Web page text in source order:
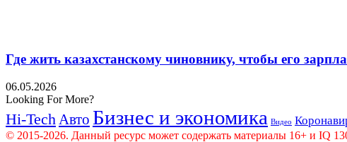
Где жить казахстанскому чиновнику, чтобы его
06.05.2026
Looking For More?
Hi-Tech Авто Бизнес и экономика Видео
© 2015-2026. Данный ресурс может содержать материалы 16+ и IQ